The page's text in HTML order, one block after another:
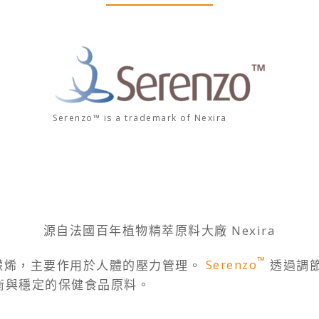
Serenzo™ is a trademark of Nexira
源自法國百年植物精萃原料大廠 Nexira
，主要作用於人體的壓力管理。 Serenzo™ 透過調
穩定的保健食品原料。